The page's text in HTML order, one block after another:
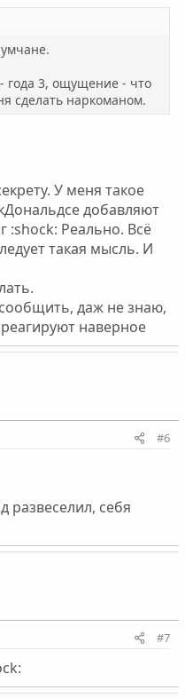
года 3, ощущение - что
сделать наркоманом.
У меня такое
добавляют
:shock: Реально. Всё
такая мысль. И
даж не знаю,
наверное
#6
развеселил, себя
#7